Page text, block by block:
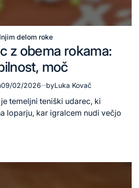
delom roke
z obema rokama:
moč
09/02/2026 byLuka Kovač
temeljni teniški udarec, ki
loparju, kar igralcem nudi večjo